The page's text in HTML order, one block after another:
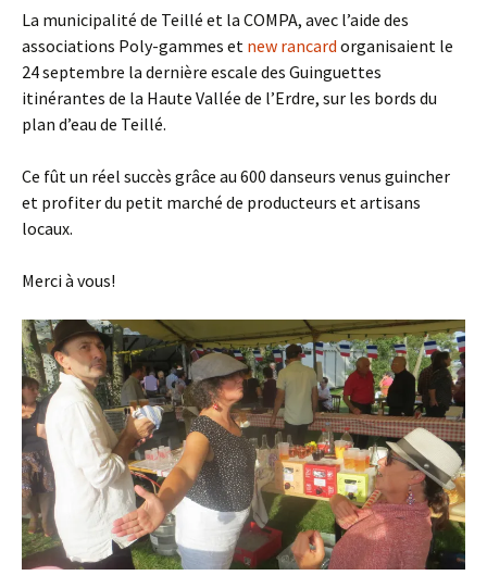
La municipalité de Teillé et la COMPA, avec l’aide des
associations Poly-gammes et new rancard organisaient le
24 septembre la dernière escale des Guinguettes
itinérantes de la Haute Vallée de l’Erdre, sur les bords du
plan d’eau de Teillé.
Ce fût un réel succès grâce au 600 danseurs venus guincher
et profiter du petit marché de producteurs et artisans
locaux.
Merci à vous!